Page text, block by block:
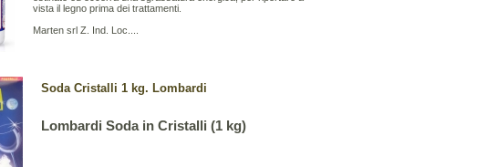
vista il legno prima dei trattamenti.
Marten srl Z. Ind. Loc....
Soda Cristalli 1 kg. Lombardi
Lombardi Soda in Cristalli (1 kg)